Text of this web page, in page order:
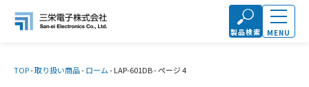
製品検索 MENU
TOP-取り扱い商品-ローム-LAP-601DB-ページ 4